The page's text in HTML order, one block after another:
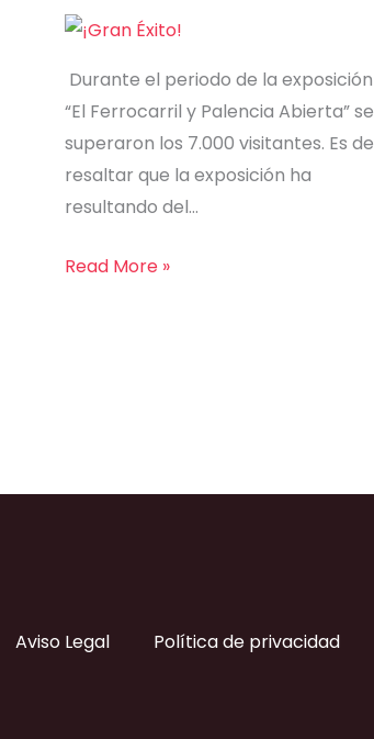
Durante el periodo de la exposición
“El Ferrocarril y Palencia Abierta” se
superaron los 7.000 visitantes. Es de
resaltar que la exposición ha
resultando del…
Read More »
Aviso Legal Política de privacidad